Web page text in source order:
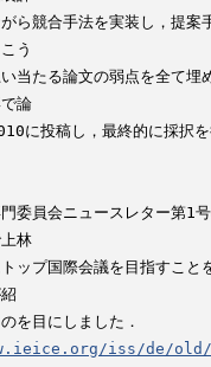
ら競合手法を実装し，提案
う
当たる論文の弱点を全て埋
論
に投稿し，最終的に採択を
委員会ニュースレター第1
林
ップ国際会議を目指すこと
iss/de/